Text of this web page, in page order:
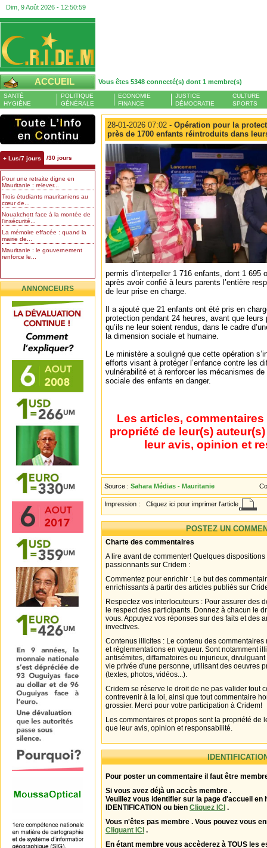
Dim, 9 Août 2026 - 12:51:00
ACCUEIL Vous êtes 5348 connecté(s) dont 1 membre(s)
SANTÉ
HYGIÈNE
POLITIQUE
GÉNÉRALE
ECONOMIE
FINANCE
JUSTICE
DÉMOCRATIE
CULTURE
SPORTS
+ Lus/7 jours /30 jours
Pour une retraite digne en
Mauritanie : relever...
Trois étudiants mauritaniens au
cœur de...
Nouakchott face à la montée de
l’insécurité...
La mémoire effacée : quand la
mairie de...
Mauritanie : le gouvernement
renforce le...
ANNONCEURS
28-01-2026 07:02 - Opération pour la
près de 1700 enfants réintroduits dans
permis d’interpeller 1 716 enfants, dont 1 695
après avoir confié à leurs parents l’entière
de leur prise en charge.
Il a ajouté que 21 enfants ont été pris en
protection pendant 24 heures, avant que
qu’ils ne leur soient rendus, dans le cadre
la dimension sociale et humaine.
Le ministère a souligné que cette opération
efforts visant à protéger l’enfance contre les
vulnérabilité et à renforcer les mécanismes
sociale des enfants en danger.
Les articles,
propriété de leur(s)
leur avis, opinion et
Source : Sahara Médias - Mauritanie
Impression : Cliquez ici pour imprimer l'article
POSTEZ UN
Charte des commentaires
A lire avant de commenter! Quelques
passionnants sur Cridem :
Commentez pour enrichir : Le but des
enrichissants à partir des articles publiés sur
Respectez vos interlocuteurs : Pour assurer des
le respect des participants. Donnez à chacun le
vous. Appuyez vos réponses sur des faits et des
invectives.
Contenus illicites : Le contenu des
et réglementations en vigueur. Sont notamment
antisémites, diffamatoires ou injurieux,
vie privée d'une personne, utilisant des oeuvres
(textes, photos, vidéos...).
Cridem se réserve le droit de ne pas valider tout
contrevenir à la loi, ainsi que tout commentaire
grossier. Merci pour votre participation à Cridem!
Les commentaires et propos sont la propriété de
que leur avis, opinion et responsabilité.
Pour poster un commentaire il faut être
Si vous avez déjà un accès membre .
Veuillez vous identifier sur la page d'accueil en
IDENTIFICATION ou bien Cliquez ICI .
Vous n'êtes pas membre . Vous pouvez vous
Cliquant ICI .
En étant membre vous accèderez à TOUS les